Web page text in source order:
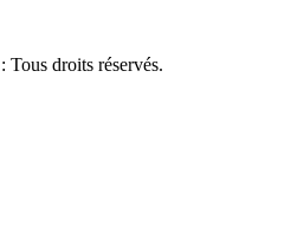
droits réservés.